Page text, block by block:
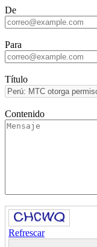
De
Para
Título
Contenido
Refrescar